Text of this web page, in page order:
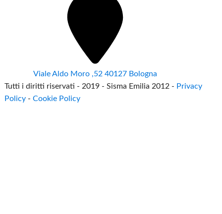
Viale Aldo Moro ,52 40127 Bologna
Tutti i diritti riservati - 2019 - Sisma Emilia 2012 - Privacy
Policy -Cookie Policy